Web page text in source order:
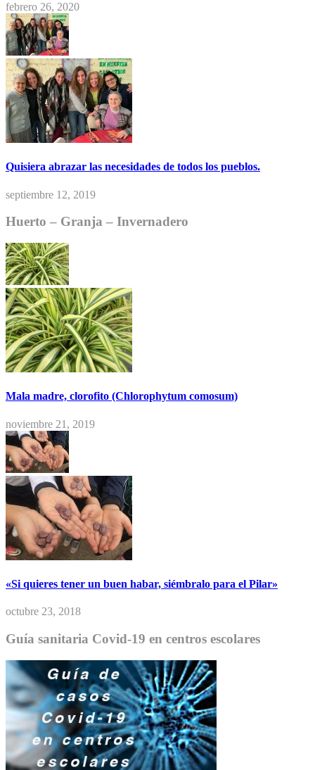
febrero 26, 2020
Quisiera abrazar las necesidades de todos los pueblos.
septiembre 12, 2019
Huerto – Granja – Invernadero
Mala madre, clorofito (Chlorophytum comosum)
noviembre 21, 2019
«Si quieres tener un buen habar, siémbralo para el Pilar»
octubre 23, 2018
Guía sanitaria Covid-19 en centros escolares